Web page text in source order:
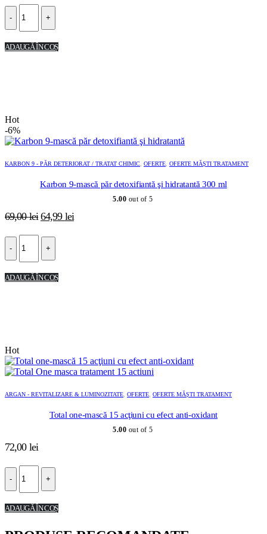
- +
ADAUGĂ ÎN COȘ
Hot
-6%
KARBON 9 - PĂR DETERIORAT / TRATAT CHIMIC OFERTE OFERTE MĂȘTI TRATAMENT
Karbon 9-mască păr detoxifiantă şi hidratantă 300 ml
5.00 out of 5
69,00lei Prețul
a
fost:
64,99 leiPrețul
- +
ADAUGĂ ÎN COȘ
Hot
ARGAN - REVITALIZARE & LUMINOZITATE OFERTE OFERTE MĂȘTI TRATAMENT
Total one-mască 15 acţiuni cu efect anti-oxidant
5.00 out of 5
72,00 lei
- +
ADAUGĂ ÎN COȘ